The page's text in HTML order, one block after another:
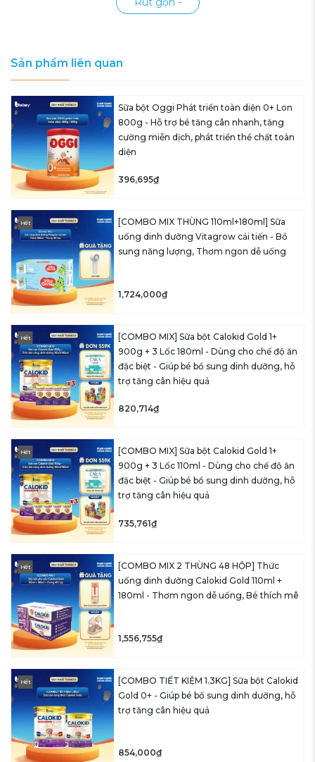
Sản phẩm liên quan
Sữa bột Oggi Phát triển toàn diện 0+ Lon
800g - Hỗ trợ bé tăng cân nhanh, tăng
cường miễn dịch, phát triển thể chất toàn
diện
396,695₫
Hết
[COMBO MIX THÙNG 110ml+180ml] Sữa
uống dinh dưỡng Vitagrow cải tiến - Bổ
sung năng lượng, Thơm ngon dễ uống
1,724,000₫
Hết
[COMBO MIX] Sữa bột Calokid Gold 1+
900g + 3 Lốc 180ml - Dùng cho chế độ ăn
đặc biệt - Giúp bé bổ sung dinh dưỡng, hỗ
trợ tăng cân hiệu quả
820,714₫
Hết
[COMBO MIX] Sữa bột Calokid Gold 1+
900g + 3 Lốc 110ml - Dùng cho chế độ ăn
đặc biệt - Giúp bé bổ sung dinh dưỡng, hỗ
trợ tăng cân hiệu quả
735,761₫
Hết
[COMBO MIX 2 THÙNG 48 HỘP] Thức
uống dinh dưỡng Calokid Gold 110ml +
180ml - Thơm ngon dễ uống, Bé thích mê
1,556,755₫
Hết
[COMBO TIẾT KIỆM 1.3KG] Sữa bột Calokid
Gold 0+ - Giúp bé bổ sung dinh dưỡng, hỗ
trợ tăng cân hiệu quả
854,000₫